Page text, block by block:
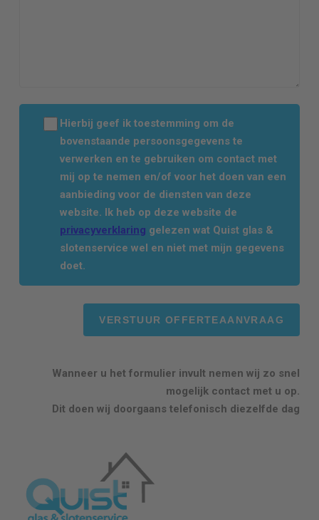
Hierbij geef ik toestemming om de
bovenstaande persoonsgegevens te
verwerken en te gebruiken om contact met
mij op te nemen en/of voor het doen van een
aanbieding voor de diensten van deze
website. Ik heb op deze website de
privacyverklaring gelezen wat Quist glas &
slotenservice wel en niet met mijn gegevens
doet.
Wanneer u het formulier invult nemen wij zo snel
mogelijk contact met u op.
Dit doen wij doorgaans telefonisch diezelfde dag